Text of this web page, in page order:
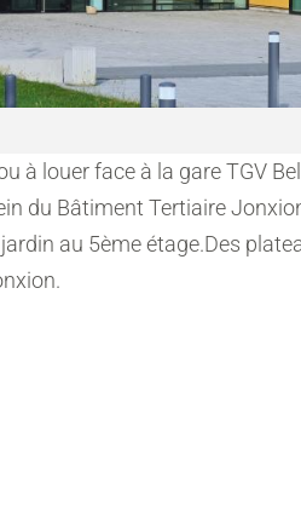
à louer face à la gare TGV
du Bâtiment Tertiaire
au 5ème étage.Des